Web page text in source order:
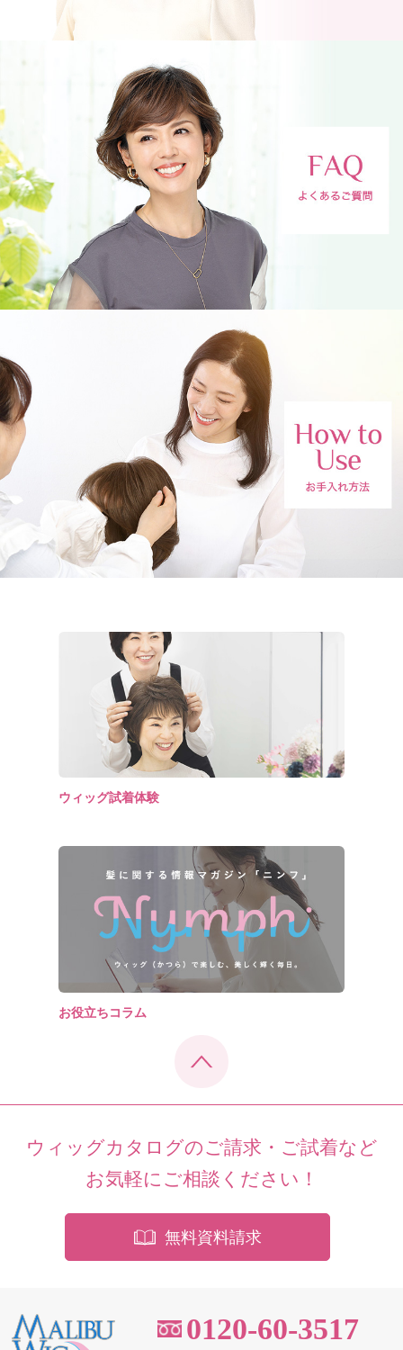
ウィッグ試着体験
お役立ちコラム
ウィッグカタログのご請求・ご試着など
お気軽にご相談ください！
無料資料請求
0120-60-3517